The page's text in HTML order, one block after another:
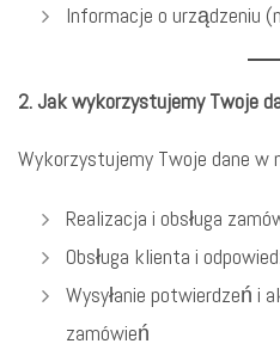
Informacje o urządzeniu
2. Jak wykorzystujemy Twoje
Wykorzystujemy Twoje dane w
Realizacja i obsługa
Obsługa klienta i
Wysyłanie potwierdzeń i
zamówień